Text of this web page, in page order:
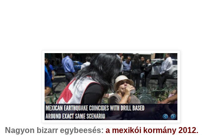
Nagyon bizarr egybeesés: a mexikói kormány 2012.